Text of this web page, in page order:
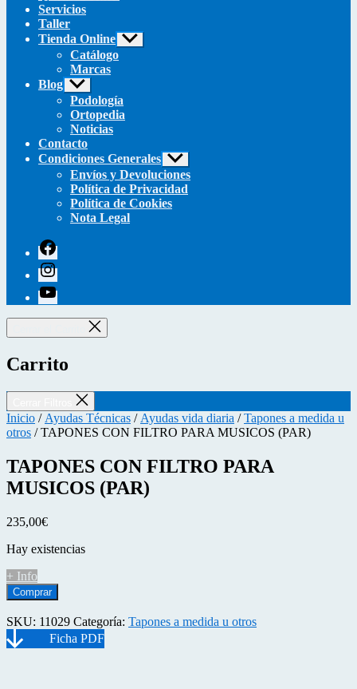
Servicios
Taller
Tienda Online Mostrar
el
Catálogo
Marcas
Blog Mostrar
el
submenú
Podología
Ortopedia
Noticias
Contacto
Condiciones Generales Mostrar
el
submenú
Envíos y Devoluciones
Política de Privacidad
Política de Cookies
Nota Legal
facebook
instagram
youtube
Carrito
Inicio / Ayudas Técnicas / Ayudas vida diaria /Tapones a medida u
otros / TAPONES CON FILTRO PARA MUSICOS (PAR)
TAPONES CON FILTRO PARA
MUSICOS (PAR)
235,00€
Hay existencias
+ Info
TAPONES
CON
FILTRO
PARA
MUSICOS
Comprar
SKU: 11029 Categoría: Tapones a medida u otros